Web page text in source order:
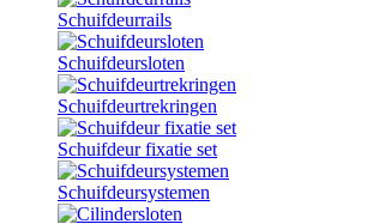
Schuifdeurrails
Schuifdeursloten
Schuifdeurtrekringen
Schuifdeur fixatie set
Schuifdeursystemen